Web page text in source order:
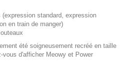
standard, expression
en train de manger)
été soigneusement recréé en taille
vous d'afficher Meowy et Power